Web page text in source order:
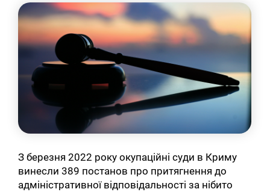
З березня 2022 року окупаційні суди в Криму
винесли 389 постанов про притягнення до
адміністративної відповідальності за нібито